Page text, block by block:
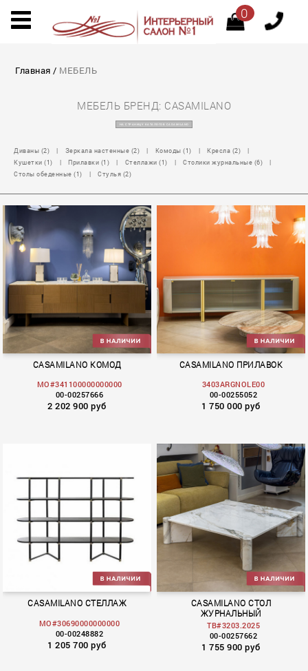
0
Главная / МЕБЕЛЬ
МЕБЕЛЬ БРЕНД: CASAMILANO
НА СТРАНИЦУ КАТАЛОГОВ CASAMILANO
Диваны (2) | Зеркала настенные (2) | Комоды (1) | Кресла (2)
|
Кушетки (1)
| Прилавки (1) | Стеллажи (1) | Столики журнальные (6)
|
Столы обеденные (1)
| Стулья (2)
CASAMILANO КОМОД
MO#341100000000000
00-00257666
2 202 900 руб
CASAMILANO ПРИЛАВОК
3403ARGNOLE00
00-00255052
1 750 000 руб
CASAMILANO СТЕЛЛАЖ
MO#30690000000000
00-00248882
1 205 700 руб
CASAMILANO СТОЛ
ЖУРНАЛЬНЫЙ
TB#3203.2025
00-00257662
1 755 900 руб